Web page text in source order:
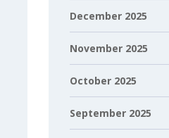
December 2025
November 2025
October 2025
September 2025